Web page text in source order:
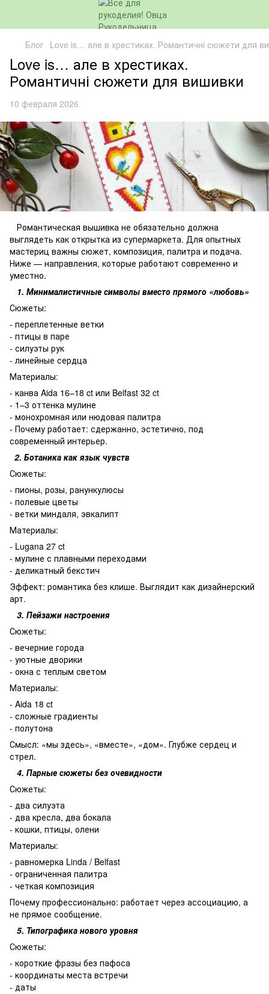
Блог Love is… але в хрестиках. Романтичні сюжети для
Love is… але в хрестиках.
Романтичні сюжети для вишивки
10 февраля 2026
Романтическая вышивка не обязательно должна
выглядеть как открытка из супермаркета. Для опытных
мастериц важны сюжет, композиция, палитра и подача.
Ниже — направления, которые работают современно и
уместно.
1. Минималистичные символы вместо прямого «любовь»
Сюжеты:
- переплетенные ветки
- птицы в паре
- силуэты рук
- линейные сердца
Материалы:
- канва Aida 16–18 ct или Belfast 32 ct
- 1–3 оттенка мулине
- монохромная или нюдовая палитра
- Почему работает: сдержанно, эстетично, под
современный интерьер.
2. Ботаника как язык чувств
Сюжеты:
- пионы, розы, ранункулюсы
- полевые цветы
- ветки миндаля, эвкалипт
Материалы:
- Lugana 27 ct
- мулине с плавными переходами
- деликатный бекстич
Эффект: романтика без клише. Выглядит как дизайнерский
арт.
3. Пейзажи настроения
Сюжеты:
- вечерние города
- уютные дворики
- окна с теплым светом
Материалы:
- Aida 18 ct
- сложные градиенты
- полутона
Смысл: «мы здесь», «вместе», «дом». Глубже сердец и
стрел.
4. Парные сюжеты без очевидности
Сюжеты:
- два силуэта
- два кресла, два бокала
- кошки, птицы, олени
Материалы:
- равномерка Linda / Belfast
- ограниченная палитра
- четкая композиция
Почему профессионально: работает через ассоциацию, а
не прямое сообщение.
5. Типографика нового уровня
Сюжеты:
- короткие фразы без пафоса
- координаты места встречи
- даты